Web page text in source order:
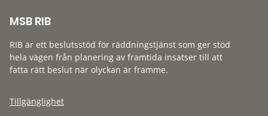
MSB RIB
RIB är ett beslutsstöd för räddningstjänst som ger stöd
hela vägen från planering av framtida insatser till att
fatta rätt beslut när olyckan är framme.
Tillgänglighet